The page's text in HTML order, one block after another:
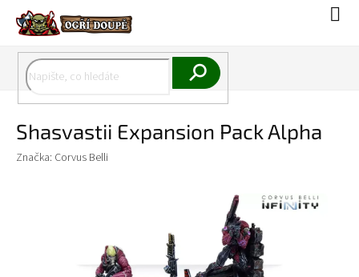
obsah
Shasvastii Expansion Pack Alpha
Značka: Corvus Belli